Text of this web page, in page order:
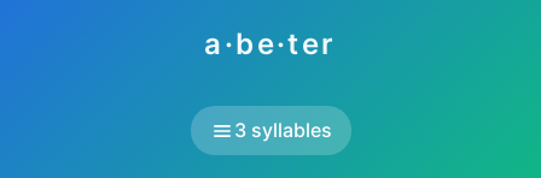
a·be·ter
3 syllables